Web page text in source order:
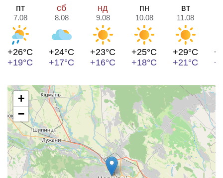
пт
7.08
+26°C
+19°C
сб
8.08
+24°C
+17°C
нд
9.08
+23°C
+16°C
пн
10.08
+25°C
+18°C
вт
11.08
+29°C
+21°C
+
−